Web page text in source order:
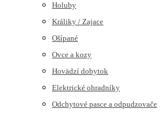
Holuby
Králiky / Zajace
Ošípané
Ovce a kozy
Hovädzí dobytok
Elektrické ohradníky
Odchytové pasce a odpudzovače